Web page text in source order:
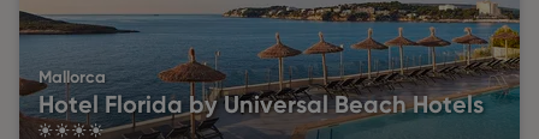
Mallorca
Hotel Florida by Universal Beach Hotels